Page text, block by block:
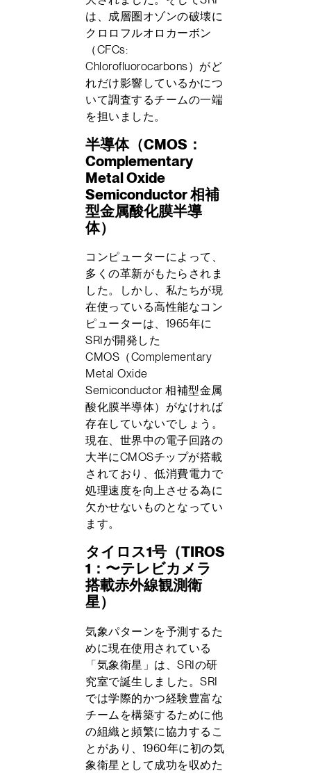
は、成層圏オゾンの破壊に
クロロフルオロカーボン
（CFCs:
Chlorofluorocarbons）がど
れだけ影響しているかにつ
いて調査するチームの一端
を担いました。
半導体（CMOS：
Complementary
Metal Oxide
Semiconductor 相補
型金属酸化膜半導
体）
コンピューターによって、
多くの革新がもたらされま
した。しかし、私たちが現
在使っている高性能なコン
ピューターは、1965年に
SRIが開発した
CMOS（Complementary
Metal Oxide
Semiconductor 相補型金属
酸化膜半導体）がなければ
存在していないでしょう。
現在、世界中の電子回路の
大半にCMOSチップが搭載
されており、低消費電力で
処理速度を向上させる為に
欠かせないものとなってい
ます。
タイロス1号（TIROS
1：〜テレビカメラ
搭載赤外線観測衛
星）
気象パターンを予測するた
めに現在使用されている
「気象衛星」は、SRIの研
究室で誕生しました。SRI
では学際的かつ経験豊富な
チームを構築するために他
の組織と頻繁に協力するこ
とがあり、1960年に初の気
象衛星として成功を収めた